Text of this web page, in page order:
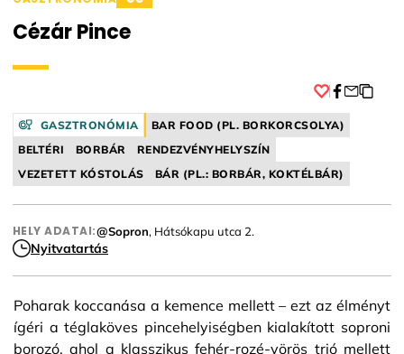
Cézár Pince
GASZTRONÓMIA
BAR FOOD (PL. BORKORCSOLYA)
BELTÉRI
BORBÁR
RENDEZVÉNYHELYSZÍN
VEZETETT KÓSTOLÁS
BÁR (PL.: BORBÁR, KOKTÉLBÁR)
HELY ADATAI:@Sopron, Hátsókapu utca 2.
Nyitvatartás
Poharak koccanása a kemence mellett – ezt az élményt
ígéri a téglaköves pincehelyiségben kialakított soproni
borozó, ahol a klasszikus fehér-rozé-vörös trió mellett